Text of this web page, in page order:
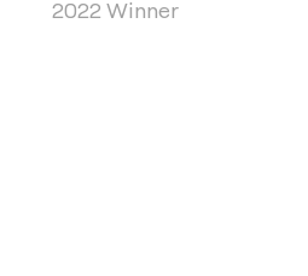
2022 Winner